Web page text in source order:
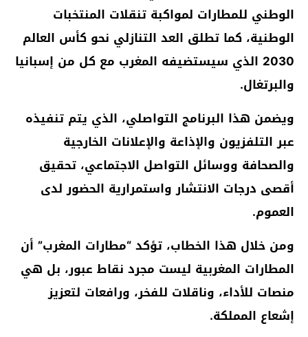
الوطني للمطارات لمواكبة تنقلات المنتخبات
الوطنية، كما تطلق العد التنازلي نحو كأس العالم
2030 الذي سيستضيفه المغرب مع كل من إسبانيا
والبرتغال.
ويضمن هذا البرنامج التواصلي، الذي يتم تنفيذه
عبر التلفزيون والإذاعة والإعلانات الخارجية
والصحافة ووسائل التواصل الاجتماعي، تحقيق
أقصى درجات الانتشار واستمرارية الحضور لدى
العموم.
ومن خلال هذا الخطاب، تؤكد “مطارات المغرب” أن
المطارات المغربية ليست مجرد نقاط عبور، بل هي
منصات للأداء، وناقلات للفخر، ورافعات لتعزيز
إشعاع المملكة.